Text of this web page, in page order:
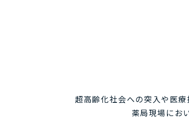
超高齢化社会への突入や医
薬局現場にお